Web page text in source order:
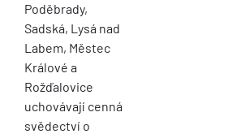
Poděbrady,
Sadská, Lysá nad
Labem, Městec
Králové a
Rožďalovice
uchovávají cenná
svědectví o